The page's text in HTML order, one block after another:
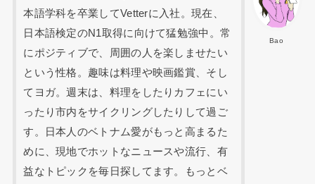
Bao
本語学科を卒業してVetterに入社。現在、
日本語検定のN1取得に向けて猛勉強中。常
にポジティブで、周囲の人を楽しませたい
という性格。趣味は料理や映画鑑賞、そし
てヨガ。週末は、料理をしたりカフェにい
ったり市内をサイクリングしたりして過ご
す。日本人のベトナム愛がもっと高まるた
めに、現地でホットなニュースや流行、有
益なトピックを毎日探してます。もっとベ